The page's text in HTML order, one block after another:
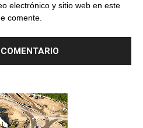
electrónico y sitio web en este
comente.